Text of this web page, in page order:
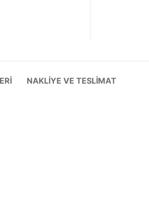
NAKLIYE VE TESLIMAT